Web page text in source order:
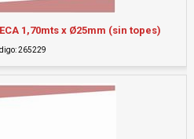
1,70mts x Ø25mm (sin topes)
265229